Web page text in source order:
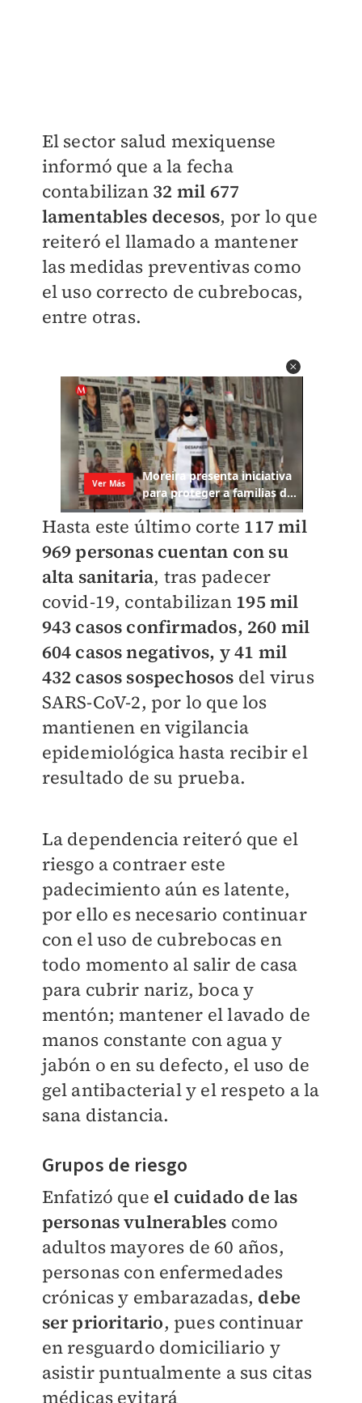
El sector salud mexiquense
informó que a la fecha
contabilizan 32 mil 677
lamentables decesos, por lo que
reiteró el llamado a mantener
las medidas preventivas como
el uso correcto de cubrebocas,
entre otras.
Hasta este último corte 117 mil
969 personas cuentan con su
alta sanitaria, tras padecer
covid-19, contabilizan 195 mil
943 casos confirmados, 260 mil
604 casos negativos, y 41 mil
432 casos sospechosos del virus
SARS-CoV-2, por lo que los
mantienen en vigilancia
epidemiológica hasta recibir el
resultado de su prueba.
La dependencia reiteró que el
riesgo a contraer este
padecimiento aún es latente,
por ello es necesario continuar
con el uso de cubrebocas en
todo momento al salir de casa
para cubrir nariz, boca y
mentón; mantener el lavado de
manos constante con agua y
jabón o en su defecto, el uso de
gel antibacterial y el respeto a la
sana distancia.
Grupos de riesgo
Enfatizó que el cuidado de las
personas vulnerables como
adultos mayores de 60 años,
personas con enfermedades
crónicas y embarazadas, debe
ser prioritario, pues continuar
en resguardo domiciliario y
asistir puntualmente a sus citas
médicas evitará